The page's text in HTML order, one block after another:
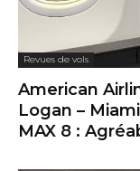
Revues de vols
American
Logan –
MAX 8 :